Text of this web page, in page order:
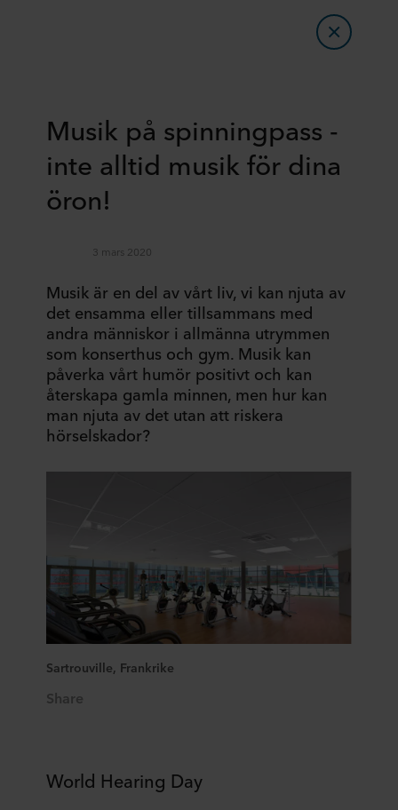
Musik på spinningpass -
inte alltid musik för dina
öron!
3 mars 2020
Musik är en del av vårt liv, vi kan njuta av
det ensamma eller tillsammans med
andra människor i allmänna utrymmen
som konserthus och gym. Musik kan
påverka vårt humör positivt och kan
återskapa gamla minnen, men hur kan
man njuta av det utan att riskera
hörselskador?
Sartrouville, Frankrike
Share
World Hearing Day